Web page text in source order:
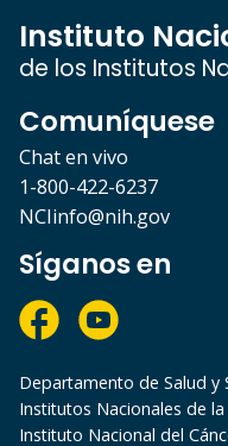
Instituto
de los Institutos
Comuníquese
Chat en vivo
1-800-422-6237
NCIinfo@nih.gov
Síganos en
Departamento de Salud y
Institutos Nacionales de la
Instituto Nacional del